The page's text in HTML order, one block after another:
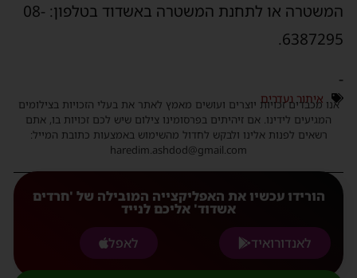
המשטרה או לתחנת המשטרה באשדוד בטלפון: 08-
איתור נעדרים
אנו מכבדים זכויות יוצרים ועושים מאמץ לאתר את בעלי הזכויות בצילומים
המגיעים לידינו. אם זיהיתים בפרסומינו צילום שיש לכם זכויות בו, אתם
רשאים לפנות אלינו ולבקש לחדול מהשימוש באמצעות כתובת המייל:
haredim.ashdod@gmail.com
הורידו עכשיו את האפליקצייה המובילה של 'חרדים
אשדוד' אליכם לנייד
לאנדורואיד
לאפל